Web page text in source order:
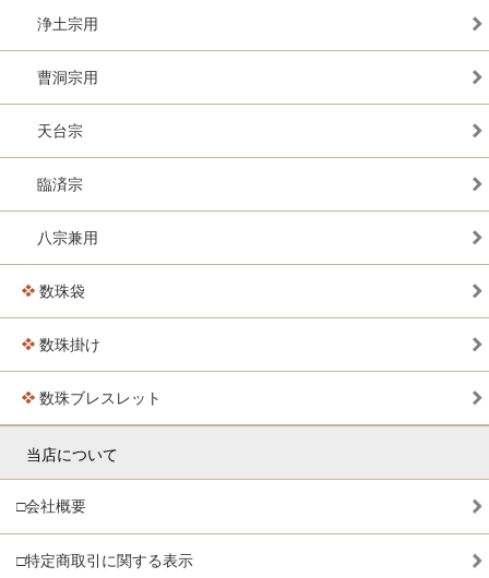
浄土宗用
曹洞宗用
天台宗
臨済宗
八宗兼用
数珠袋
数珠掛け
数珠ブレスレット
当店について
□会社概要
□特定商取引に関する表示